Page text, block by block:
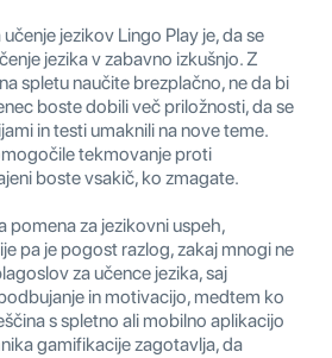
jezikov Lingo Play je, da se
jezika v zabavno izkušnjo. Z
spletu naučite brezplačno, ne da bi
boste dobili več priložnosti, da se
in testi umaknili na nove teme.
tekmovanje proti
boste vsakič, ko zmagate.
pomena za jezikovni uspeh,
pa je pogost razlog, zakaj mnogi ne
za učence jezika, saj
in motivacijo, medtem ko
s spletno ali mobilno aplikacijo
gamifikacije zagotavlja, da